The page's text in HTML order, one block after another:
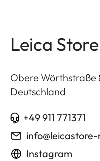
Leica
Obere Wörthstraße
Deutschland
+49 911 771371
Instagram